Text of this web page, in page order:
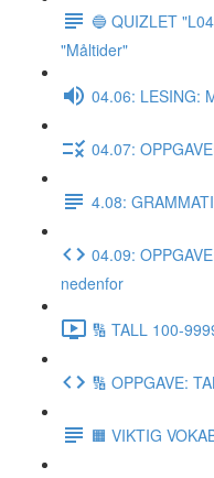
🔵 QUIZLET
"Måltider"
04.06: LESING:
04.07:
4.08:
04.09:
nedenfor
🔢 TALL 100-
🔢 OPPGAVE:
🟧 VIKTIG